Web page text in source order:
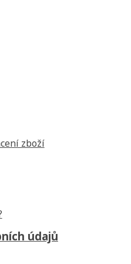
zboží
údajů